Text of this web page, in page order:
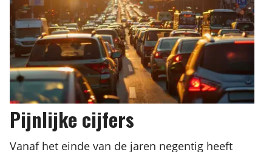
Pijnlijke cijfers
Vanaf het einde van de jaren negentig heeft